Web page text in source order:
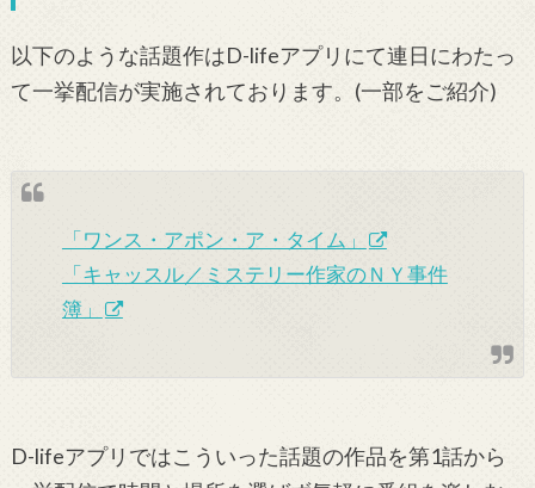
以下のような話題作はD-lifeアプリにて連日にわたっ
て一挙配信が実施されております。(一部をご紹介)
「ワンス・アポン・ア・タイム」
「キャッスル／ミステリー作家のＮＹ事件
簿」
D-lifeアプリではこういった話題の作品を第1話から